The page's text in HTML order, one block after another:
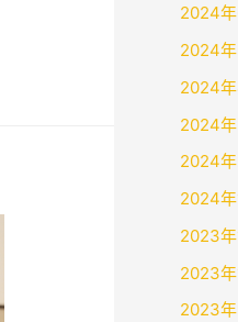
2024年
2024
2024
2024
2024年
2024年
2023年
2023年
2023年